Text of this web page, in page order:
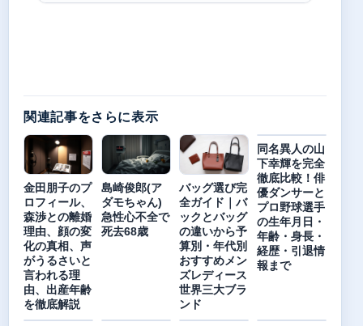
関連記事をさらに表示
金田朋子のプ
ロフィール、
森渉との離婚
理由、顔の変
化の真相、声
がうるさいと
言われる理
由、出産年齢
を徹底解説
島崎俊郎(ア
ダモちゃん)
急性心不全で
死去68歳
バッグ選び完
全ガイド｜バ
ックとバッグ
の違いから予
算別・年代別
おすすめメン
ズレディース
世界三大ブラ
ンド
同名異人の山
下幸輝を完全
徹底比較！俳
優ダンサーと
プロ野球選手
の生年月日・
年齢・身長・
経歴・引退情
報まで